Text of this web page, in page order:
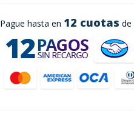
Pague hasta en 12 cuotas de